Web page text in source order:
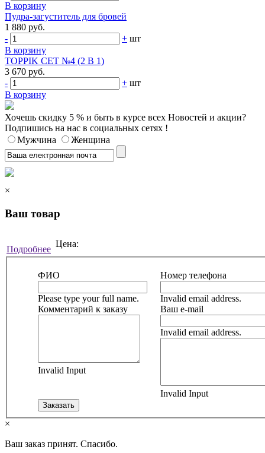
В корзину
Пудра-загуститель для бровей
1 880 руб.
-
+ шт
В корзину
TOPPIK СЕТ №4 (2 В 1)
3 670 руб.
-
+ шт
В корзину
Хочешь скидку 5 % и быть в курсе всех Новостей и акции?
Подпишись на нас в социальных сетях !
Мужчина
Женщина
×
Ваш товар
Подробнее
Цена:
ФИО
Please type your full name.
Номер телефона
Invalid email address.
Комментарий к заказу
Invalid Input
Ваш e-mail
Invalid email address.
Invalid Input
×
Ваш заказ принят. Спасибо.